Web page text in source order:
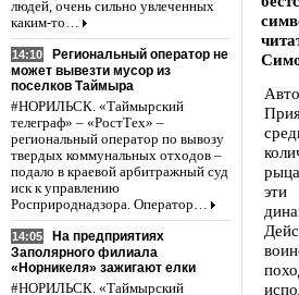
людей, очень сильно увлеченных
каким-то…
14:10
Региональный оператор не
может вывезти мусор из
поселков Таймыра
#НОРИЛЬСК. «Таймырский
телеграф» – «РостТех» –
региональный оператор по вывозу
твердых коммунальных отходов –
подало в краевой арбитражный суд
иск к управлению
Росприроднадзора. Оператор…
14:05
На предприятиях
Заполярного филиала
«Норникеля» зажигают елки
#НОРИЛЬСК. «Таймырский
эти